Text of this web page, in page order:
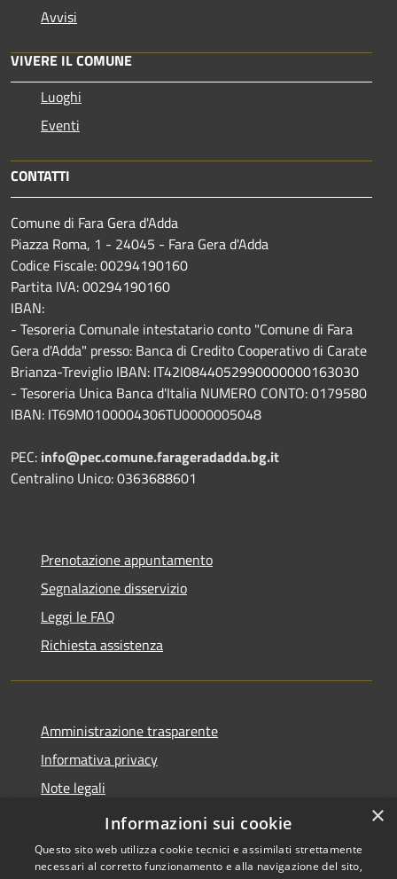
Avvisi
VIVERE IL COMUNE
Luoghi
Eventi
CONTATTI
Comune di Fara Gera d'Adda
Piazza Roma, 1 - 24045 - Fara Gera d'Adda
Codice Fiscale: 00294190160
Partita IVA: 00294190160
IBAN:
- Tesoreria Comunale intestatario conto "Comune di Fara
Gera d'Adda" presso: Banca di Credito Cooperativo di Carate
Brianza-Treviglio IBAN: IT42I0844052990000000163030
- Tesoreria Unica Banca d'Italia NUMERO CONTO: 0179580
IBAN: IT69M0100004306TU0000005048
PEC: info@pec.comune.farageradadda.bg.it
Centralino Unico: 0363688601
Prenotazione appuntamento
Segnalazione disservizio
Leggi le FAQ
Richiesta assistenza
Amministrazione trasparente
Informativa privacy
Note legali
Dichiarazione di accessibilità
×
Informazioni sui cookie
Questo sito web utilizza cookie tecnici e assimilati strettamente
necessari al corretto funzionamento e alla navigazione del sito,